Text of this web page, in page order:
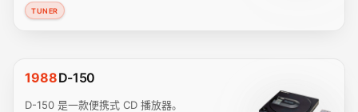
TUNER
1988D-150
D-150 是一款便携式 CD 播放器。